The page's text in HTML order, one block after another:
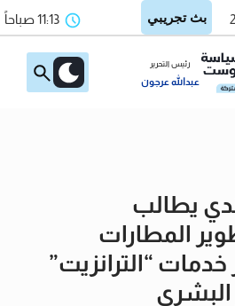
11:13 صباحاً
رئيس التحرير
عبدالله عرجون
يطالب
المطارات
خدمات “الترانزيت”
البشري